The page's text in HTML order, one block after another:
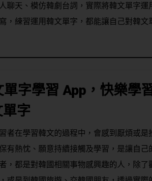
聊天、模仿韓劇台詞，實際將韓文單字
，練習運用韓文單字，都能讓自己對韓
字學習 App，快樂學
字
者在學習韓文的過程中，會感到厭煩或是
有熱忱、願意持續接觸及學習，是讓自
，都是對韓國相關事物感興趣的人，除了